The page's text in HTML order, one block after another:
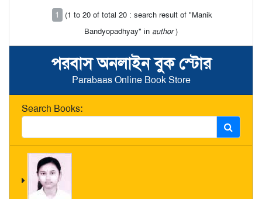
পরবাস অনলাইন বুক স্টোর
Parabaas Online Book Store
Search Books:
1
(1 to 20 of total 20 : search result of "Manik
Bandyopadhyay" in author)